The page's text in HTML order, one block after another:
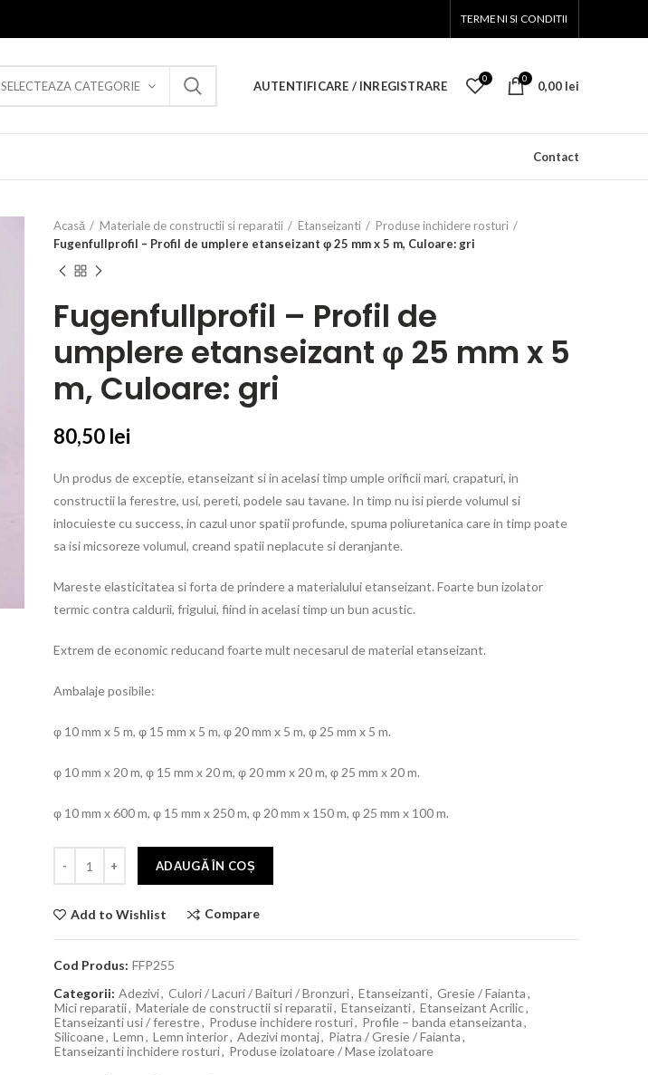
TERMENI SI CONDITII
SELECTEAZA CATEGORIE AUTENTIFICARE / INREGISTRARE
0 0
0,00 lei
Contact
Acasă Materiale de constructii si reparatii Etanseizanti
Produse inchidere rosturi
Fugenfullprofil – Profil de umplere etanseizant φ 25 mm x 5 m, Culoare: gri
Fugenfullprofil – Profil de
umplere etanseizant φ 25 mm x 5
m, Culoare: gri
80,50 lei
Un produs de exceptie, etanseizant si in acelasi timp umple orificii mari, crapaturi, in
constructii la ferestre, usi, pereti, podele sau tavane. In timp nu isi pierde volumul si
inlocuieste cu success, in cazul unor spatii profunde, spuma poliuretanica care in timp poate
sa isi micsoreze volumul, creand spatii neplacute si deranjante.
Mareste elasticitatea si forta de prindere a materialului etanseizant. Foarte bun izolator
termic contra caldurii, frigului, fiind in acelasi timp un bun acustic.
Extrem de economic reducand foarte mult necesarul de material etanseizant.
Ambalaje posibile:
φ 10 mm x 5 m, φ 15 mm x 5 m, φ 20 mm x 5 m, φ 25 mm x 5 m.
φ 10 mm x 20 m, φ 15 mm x 20 m, φ 20 mm x 20 m, φ 25 mm x 20 m.
φ 10 mm x 600 m, φ 15 mm x 250 m, φ 20 mm x 150 m, φ 25 mm x 100 m.
ADAUGĂ ÎN COȘ
Add to Wishlist Compare
Cod Produs: FFP255
Categorii: Adezivi, Culori / Lacuri / Baituri / Bronzuri, Etanseizanti, Gresie / Faianta,
Mici reparatii, Materiale de constructii si reparatii, Etanseizanti, Etanseizant Acrilic,
Etanseizanti usi / ferestre, Produse inchidere rosturi, Profile – banda etanseizanta,
Silicoane, Lemn, Lemn interior, Adezivi montaj, Piatra / Gresie / Faianta,
Etanseizanti inchidere rosturi, Produse izolatoare / Mase izolatoare